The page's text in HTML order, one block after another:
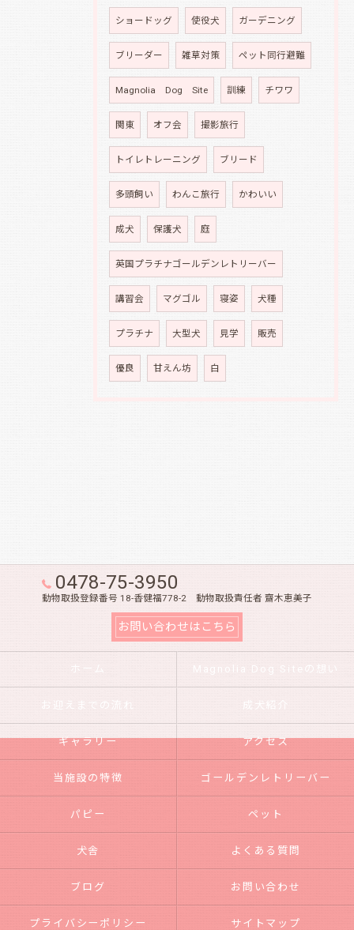
ショードッグ 使役犬 ガーデニング
ブリーダー 雑草対策 ペット同行避難
Magnolia Dog Site 訓練 チワワ
関東 オフ会 撮影旅行
トイレトレーニング ブリード
多頭飼い わんこ旅行 かわいい
成犬 保護犬 庭
英国プラチナゴールデンレトリーバー
講習会 マグゴル 寝姿 犬種
プラチナ 大型犬 見学 販売
優良 甘えん坊 白
0478-75-3950
動物取扱登録番号 18-香健福778-2 動物取扱責任者 齋木恵美子
お問い合わせはこちら
ホーム Magnolia Dog Siteの想い
お迎えまでの流れ 成犬紹介
ギャラリー アクセス
当施設の特徴 ゴールデンレトリーバー
パピー ペット
犬舎 よくある質問
ブログ お問い合わせ
プライバシーポリシー サイトマップ